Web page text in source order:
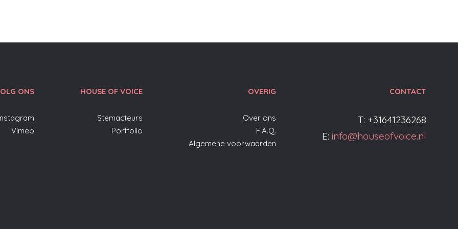
ONS
Vimeo
HOUSE OF VOICE
Stemacteurs
Portfolio
OVERIG
Over ons
F.A.Q.
Algemene voorwaarden
CONTACT
T: +31641236268
E: info@houseofvoice.nl